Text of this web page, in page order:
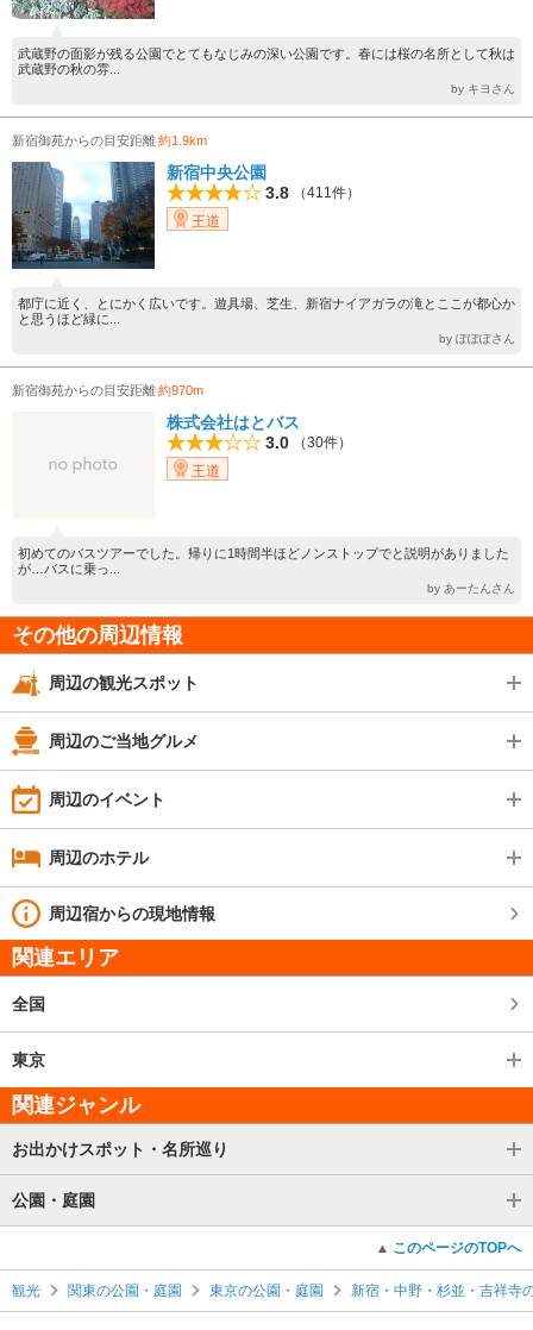
武蔵野の面影が残る公園でとてもなじみの深い公園です。春には桜の名所として秋は
武蔵野の秋の雰...
by キヨさん
新宿御苑からの目安距離約1.9km
新宿中央公園
3.8
（411件）
王道
都庁に近く、とにかく広いです。遊具場、芝生、新宿ナイアガラの滝とここが都心か
と思うほど緑に...
by ぽぽぽさん
新宿御苑からの目安距離約970m
株式会社はとバス
3.0
（30件）
王道
初めてのバスツアーでした。帰りに1時間半ほどノンストップでと説明がありました
が…バスに乗っ...
by あーたんさん
その他の周辺情報
周辺の観光スポット
周辺のご当地グルメ
周辺のイベント
周辺のホテル
周辺宿からの現地情報
関連エリア
全国
東京
関連ジャンル
お出かけスポット・名所巡り
公園・庭園
このページのTOPへ
観光 関東の公園・庭園 東京の公園・庭園 新宿・中野・杉並・吉祥寺